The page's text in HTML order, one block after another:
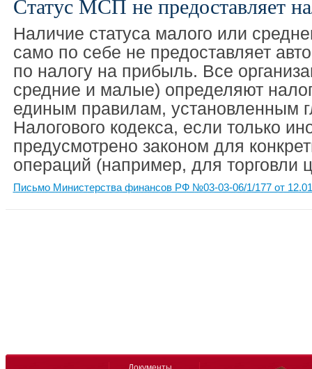
Статус МСП не предоставляет
Наличие статуса малого или
само по себе не предоставляет
по налогу на прибыль. Все
средние и малые) определяют
единым правилам, установленным
Налогового кодекса, если только
предусмотрено законом для
операций (например, для торговли
Письмо Министерства финансов РФ №03-03-06/1/177 от